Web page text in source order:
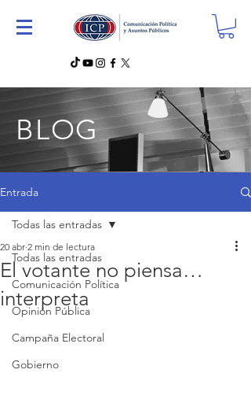
BLOG
Entrada
Todas las entradas
Comunicación Política
Opinión Pública
Campaña Electoral
Gobierno
Todas las entradas
El votante no piensa…
interpreta
20 abr 2 min de lectura